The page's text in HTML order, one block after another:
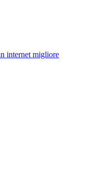
internet migliore